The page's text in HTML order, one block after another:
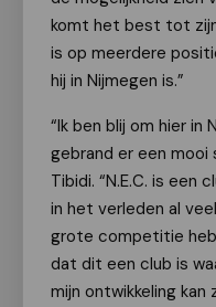
komt het best tot
is op meerdere
hij in Nijmegen is.”
“Ik ben blij om hier in
gebrand er een mooi
Tibidi. “N.E.C. is een
in het verleden al
grote competitie
dat dit een club is
mijn ontwikkeling kan